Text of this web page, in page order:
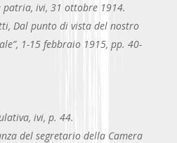
patria, ivi, 31 ottobre 1914.
Dal punto di vista del nostro
1-15 febbraio 1915, pp. 40-
ivi, p. 44.
del segretario della Camera